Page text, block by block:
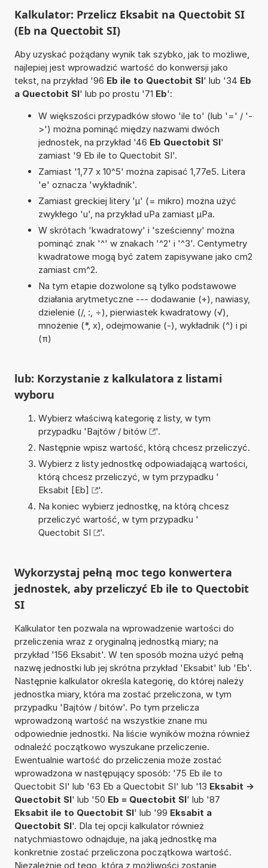
Kalkulator: Przelicz Eksabit na Quectobit SI
(Eb na Quectobit SI)
Aby uzyskać pożądany wynik tak szybko, jak to możliwe,
najlepiej jest wprowadzić wartość do konwersji jako
tekst, na przykład '96 Eb ile to Quectobit SI' lub '34 Eb
a Quectobit SI' lub po prostu '71 Eb':
W większości przypadków słowo 'ile to' (lub '=' / '-
>') można pominąć między nazwami dwóch
jednostek, na przykład '46 Eb Quectobit SI'
zamiast '9 Eb ile to Quectobit SI'.
Zamiast '1,77 x 10^5' można zapisać 1,77e5. Litera
'e' oznacza 'wykładnik'.
Zamiast greckiej litery 'µ' (= mikro) można użyć
zwykłego 'u', na przykład uPa zamiast µPa.
W skrótach 'kwadratowy' i 'sześcienny' można
pominąć znak '^' w znakach '^2' i '^3'. Centymetry
kwadratowe mogą być zatem zapisywane jako cm2
zamiast cm^2.
Na tym etapie dozwolone są tylko podstawowe
działania arytmetyczne --- dodawanie (+), nawiasy,
dzielenie (/, :, ÷), pierwiastek kwadratowy (√),
mnożenie (*, x), odejmowanie (-), wykładnik (^) i pi
(π)
lub: Korzystanie z kalkulatora z listami
wyboru
Wybierz właściwą kategorię z listy, w tym
przypadku 'Bajtów / bitów
'.
Następnie wpisz wartość, którą chcesz przeliczyć.
Wybierz z listy jednostkę odpowiadającą wartości,
którą chcesz przeliczyć, w tym przypadku '
Eksabit [Eb]
'.
Na koniec wybierz jednostkę, na którą chcesz
przeliczyć wartość, w tym przypadku '
Quectobit SI
'.
Wykorzystaj pełną moc tego konwertera
jednostek, aby przeliczyć Eb ile to Quectobit
SI
Kalkulator ten pozwala na wprowadzenie wartości do
przeliczenia wraz z oryginalną jednostką miary; na
przykład '156 Eksabit'. W ten sposób można użyć pełną
nazwę jednostki lub jej skrótna przykład 'Eksabit' lub 'Eb'.
Następnie kalkulator określa kategorię, do której należy
jednostka miary, która ma zostać przeliczona, w tym
przypadku 'Bajtów / bitów'. Po tym przelicza
wprowadzoną wartość na wszystkie znane mu
odpowiednie jednostki. Na liście wyników można również
odnaleźć początkowo wyszukane przeliczenie.
Ewentualnie wartość do przeliczenia może zostać
wprowadzona w następujący sposób: '75 Eb ile to
Quectobit SI' lub '63 Eb a Quectobit SI' lub '13 Eksabit ->
Quectobit SI' lub '50 Eb = Quectobit SI' lub '87
Eksabit ile to Quectobit SI' lub '99 Eksabit a
Quectobit SI'. Dla tej opcji kalkulator również
natychmiastowo odnajduje, na jaką jednostkę ma
konkretnie zostać przeliczona początkowa wartość.
Niezależnie od tego, która z możliwości zostanie